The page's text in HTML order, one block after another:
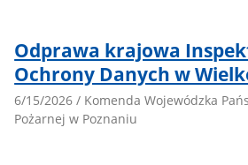
Odprawa krajowa
Ochrony Danych w
6/15/2026 / Komenda Wojewódzka Państwowej Straży
Pożarnej w Poznaniu